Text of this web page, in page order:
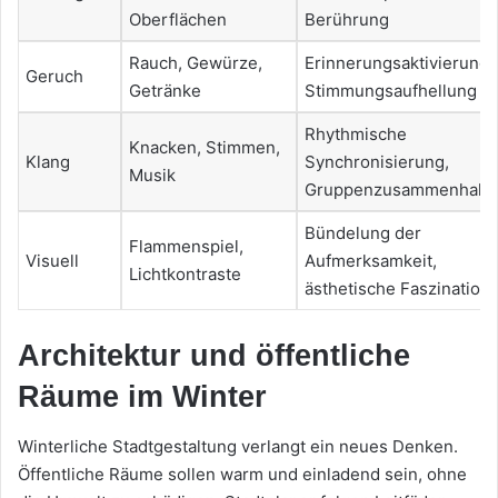
Oberflächen
Berührung
Geruch
Rauch, Gewürze,
Getränke
Erinnerungsaktivierung,
Stimmungsaufhellung
Klang
Knacken, Stimmen,
Musik
Rhythmische
Synchronisierung,
Gruppenzusammenhalt
Visuell
Flammenspiel,
Lichtkontraste
Bündelung der
Aufmerksamkeit,
ästhetische Faszination
Architektur und öffentliche
Räume im Winter
Winterliche Stadtgestaltung verlangt ein neues Denken.
Öffentliche Räume sollen warm und einladend sein, ohne